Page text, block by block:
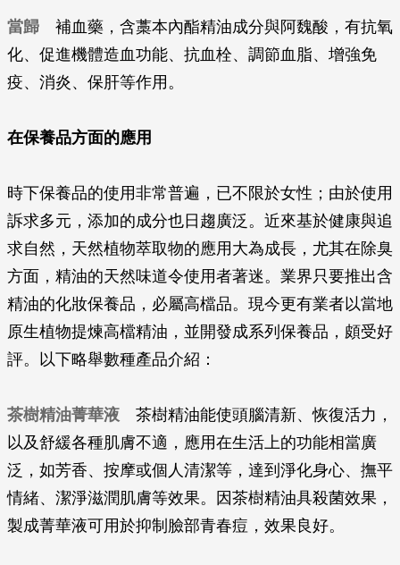
當歸 補血藥，含藁本內酯精油成分與阿魏酸，有抗氧
化、促進機體造血功能、抗血栓、調節血脂、增強免
疫、消炎、保肝等作用。
在保養品方面的應用
時下保養品的使用非常普遍，已不限於女性；由於使用
訴求多元，添加的成分也日趨廣泛。近來基於健康與追
求自然，天然植物萃取物的應用大為成長，尤其在除臭
方面，精油的天然味道令使用者著迷。業界只要推出含
精油的化妝保養品，必屬高檔品。現今更有業者以當地
原生植物提煉高檔精油，並開發成系列保養品，頗受好
評。以下略舉數種產品介紹：
茶樹精油菁華液 茶樹精油能使頭腦清新、恢復活力，
以及舒緩各種肌膚不適，應用在生活上的功能相當廣
泛，如芳香、按摩或個人清潔等，達到淨化身心、撫平
情緒、潔淨滋潤肌膚等效果。因茶樹精油具殺菌效果，
製成菁華液可用於抑制臉部青春痘，效果良好。